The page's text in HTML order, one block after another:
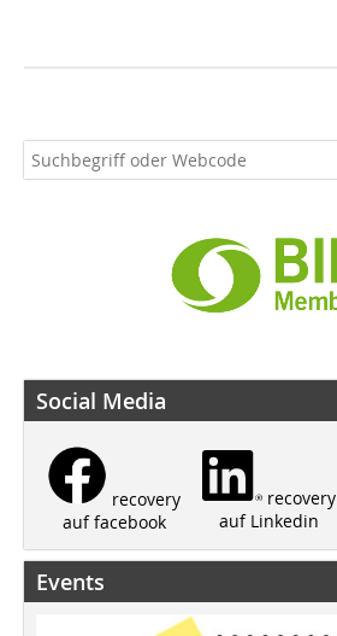
Social Media
recovery
auf facebook
recovery
auf Linkedin
Events